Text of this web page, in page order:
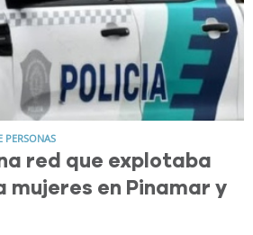
PERSONAS
red que explotaba
mujeres en Pinamar y